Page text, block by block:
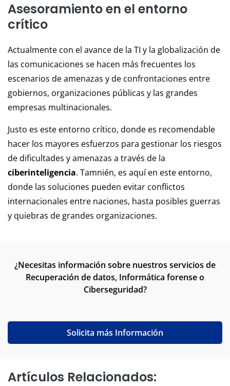
Asesoramiento en el entorno
crítico
Actualmente con el avance de la TI y la globalización de
las comunicaciones se hacen más frecuentes los
escenarios de amenazas y de confrontaciones entre
gobiernos, organizaciones públicas y las grandes
empresas multinacionales.
Justo es este entorno crítico, donde es recomendable
hacer los mayores esfuerzos para gestionar los riesgos
de dificultades y amenazas a través de la
ciberinteligencia. Tamnién, es aquí en este entorno,
donde las soluciones pueden evitar conflictos
internacionales entre naciones, hasta posibles guerras
y quiebras de grandes organizaciones.
¿Necesitas información sobre nuestros servicios de
Recuperación de datos, Informática forense o
Ciberseguridad?
Solicita más Información
Artículos Relacionados: